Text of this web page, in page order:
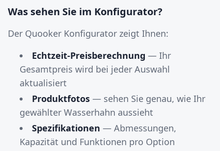
Was sehen Sie im Konfigurator?
Der Quooker Konfigurator zeigt Ihnen:
Echtzeit-Preisberechnung — Ihr
Gesamtpreis wird bei jeder Auswahl
aktualisiert
Produktfotos — sehen Sie genau, wie Ihr
gewählter Wasserhahn aussieht
Spezifikationen — Abmessungen,
Kapazität und Funktionen pro Option